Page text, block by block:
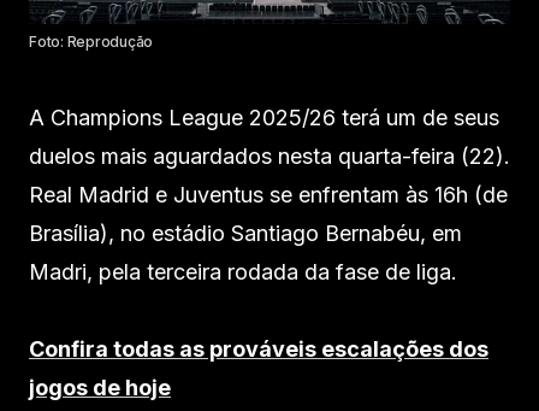
Foto: Reprodução
A Champions League 2025/26 terá um de seus
duelos mais aguardados nesta quarta-feira (22).
Real Madrid e Juventus se enfrentam às 16h (de
Brasília), no estádio Santiago Bernabéu, em
Madri, pela terceira rodada da fase de liga.
Confira todas as prováveis escalações dos
jogos de hoje